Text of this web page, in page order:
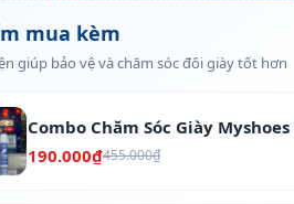
mua kèm
giúp bảo vệ và chăm sóc đôi giày tốt hơn
Combo Chăm Sóc Giày
190.000₫455.000₫